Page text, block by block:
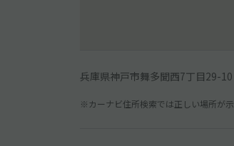
兵庫県神戸市舞多聞西7丁目29-10
※カーナビ住所検索では正しい場所が